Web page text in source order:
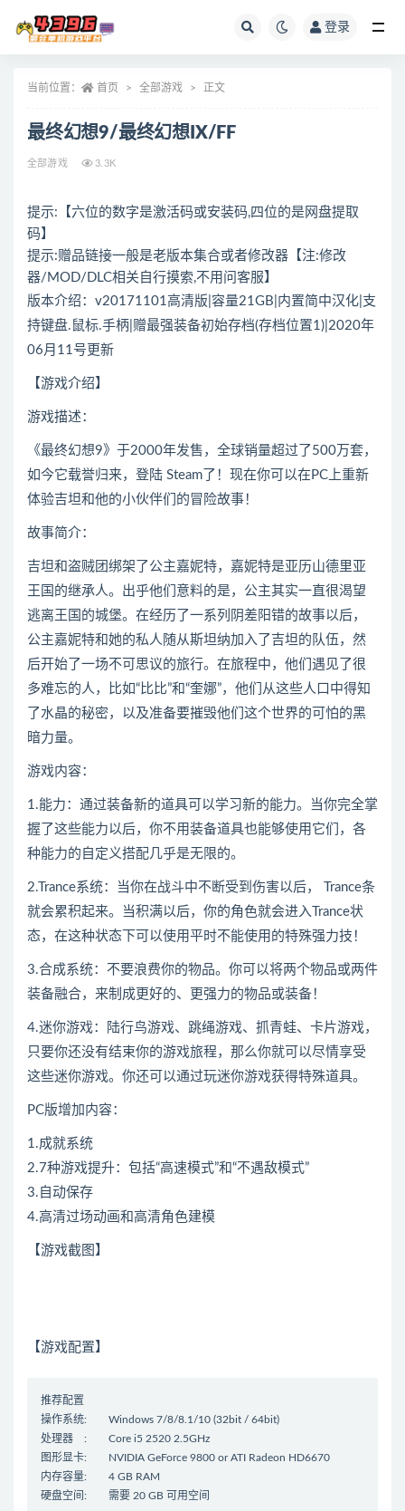
登录
当前位置： 首页 全部游戏 正文
最终幻想9/最终幻想IX/FF
全部游戏 3.3K
提示:【六位的数字是激活码或安装码,四位的是网盘提取
码】
提示:赠品链接一般是老版本集合或者修改器【注:修改
器/MOD/DLC相关自行摸索,不用问客服】
版本介绍：v20171101高清版|容量21GB|内置简中汉化|支
持键盘.鼠标.手柄|赠最强装备初始存档(存档位置1)|2020年
06月11号更新
【游戏介绍】
游戏描述：
《最终幻想9》于2000年发售，全球销量超过了500万套，
如今它载誉归来，登陆 Steam了！现在你可以在PC上重新
体验吉坦和他的小伙伴们的冒险故事！
故事简介：
吉坦和盗贼团绑架了公主嘉妮特，嘉妮特是亚历山德里亚
王国的继承人。出乎他们意料的是，公主其实一直很渴望
逃离王国的城堡。在经历了一系列阴差阳错的故事以后，
公主嘉妮特和她的私人随从斯坦纳加入了吉坦的队伍，然
后开始了一场不可思议的旅行。在旅程中，他们遇见了很
多难忘的人，比如“比比”和“奎娜”，他们从这些人口中得知
了水晶的秘密，以及准备要摧毁他们这个世界的可怕的黑
暗力量。
游戏内容：
1.能力：通过装备新的道具可以学习新的能力。当你完全掌
握了这些能力以后，你不用装备道具也能够使用它们，各
种能力的自定义搭配几乎是无限的。
2.Trance系统：当你在战斗中不断受到伤害以后， Trance条
就会累积起来。当积满以后，你的角色就会进入Trance状
态，在这种状态下可以使用平时不能使用的特殊强力技！
3.合成系统：不要浪费你的物品。你可以将两个物品或两件
装备融合，来制成更好的、更强力的物品或装备！
4.迷你游戏：陆行鸟游戏、跳绳游戏、抓青蛙、卡片游戏，
只要你还没有结束你的游戏旅程，那么你就可以尽情享受
这些迷你游戏。你还可以通过玩迷你游戏获得特殊道具。
PC版增加内容：
1.成就系统
2.7种游戏提升：包括“高速模式”和“不遇敌模式”
3.自动保存
4.高清过场动画和高清角色建模
【游戏截图】
【游戏配置】
推荐配置
操作系统: Windows 7/8/8.1/10 (32bit / 64bit)
处理器 : Core i5 2520 2.5GHz
图形显卡: NVIDIA GeForce 9800 or ATI Radeon HD6670
内存容量: 4 GB RAM
硬盘空间: 需要 20 GB 可用空间